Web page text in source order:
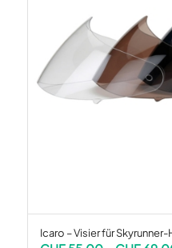
Icaro – Visier für Skyrunner-